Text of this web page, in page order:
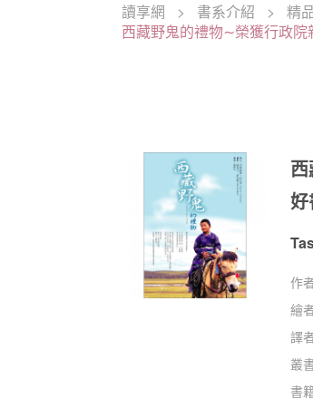
讀享網 > 書系介紹 > 精
西藏野鬼的禮物∼榮獲行政院
好
作
繪
譯
叢
書